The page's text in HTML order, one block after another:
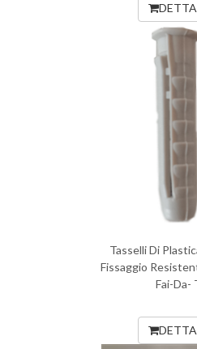
Tasselli Di
Fissaggio
Fai-Da-